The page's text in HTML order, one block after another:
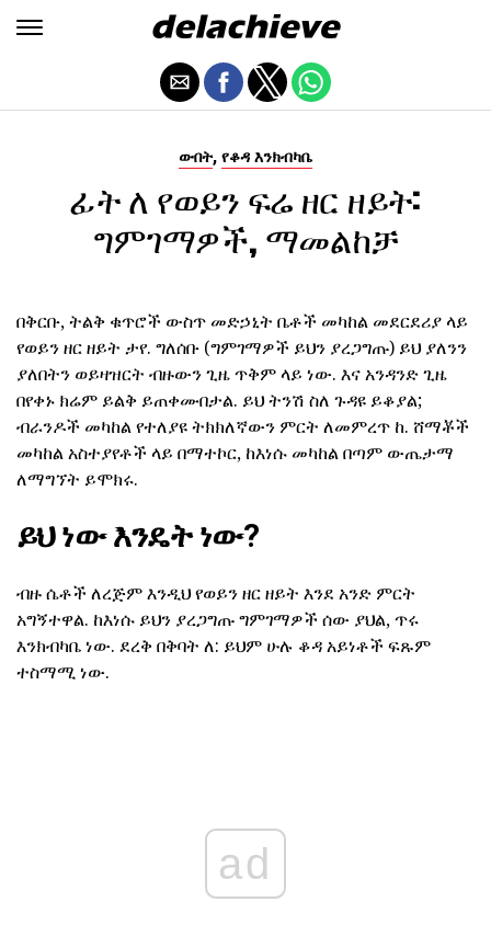
ውበት, የቆዳ እንክብካቤ
ፊት ለ የወይን ፍሬ ዘር ዘይት:
ግምገማዎች, ማመልከቻ
በቅርቡ, ትልቅ ቁጥሮች ውስጥ መድኃኒት ቤቶች መካከል መደርደሪያ ላይ
የወይን ዘር ዘይት ታየ. ግለሰቡ (ግምገማዎች ይህን ያረጋግጡ) ይህ ያለንን
ያለበትን ወይዛዝርት ብዙውን ጊዜ ጥቅም ላይ ነው. እና አንዳንድ ጊዜ
በየቀኑ ክሬም ይልቅ ይጠቀሙበታል. ይህ ትንሽ ስለ ጉዳዩ ይቆያል;
ብራንዶች መካከል የተለያዩ ትክክለኛውን ምርት ለመምረጥ ከ. ሸማቾች
መካከል አስተያየቶች ላይ በማተኮር, ከእነሱ መካከል በጣም ውጤታማ
ለማግኘት ይሞክሩ.
ይህ ነው እንዴት ነው?
ብዙ ሴቶች ለረጅም እንዲህ የወይን ዘር ዘይት እንደ አንድ ምርት
አግኝተዋል. ከእነሱ ይህን ያረጋግጡ ግምገማዎች ሰው ያህል, ጥሩ
እንክብካቤ ነው. ደረቅ በቅባት ለ: ይህም ሁሉ ቆዳ አይነቶች ፍጹም
ተስማሚ ነው.
ad